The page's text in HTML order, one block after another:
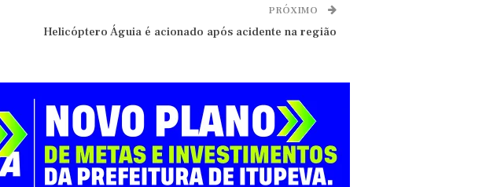
PRÓXIMO
Helicóptero Águia é acionado após acidente na região